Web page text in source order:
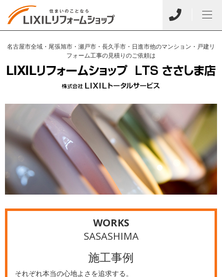
名古屋市全域・尾張旭市・瀬戸市・長久手市・日進市他のマンション・戸建リ
フォーム工事の見積りのご依頼は
WORKS
SASASHIMA
施工事例
それぞれ本当の心地よさを追求する。